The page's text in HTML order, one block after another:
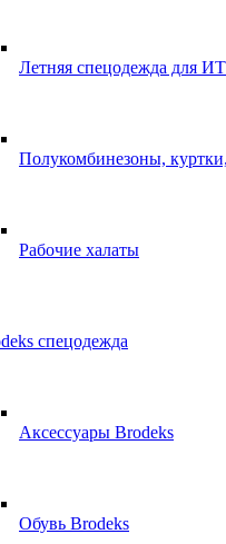
Летняя спецодежда для
Полукомбинезоны,
Рабочие халаты
спецодежда
Аксессуары Brodeks
Обувь Brodeks